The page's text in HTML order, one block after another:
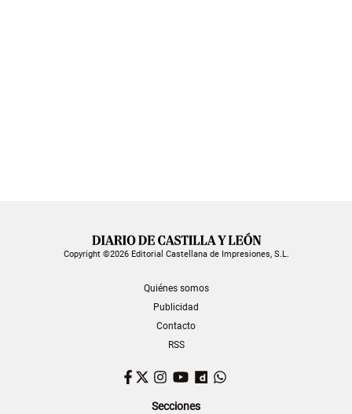
Copyright ©2026 Editorial Castellana de Impresiones, S.L.
Quiénes somos
Publicidad
Contacto
RSS
Facebook
TwitterInstagram
YouTubeDailymotion
Secciones